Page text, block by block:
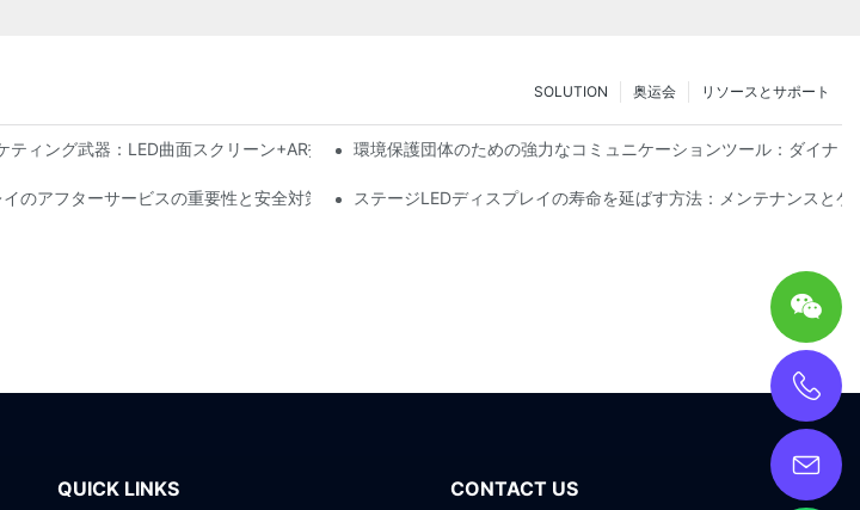
リソースとサポート
奥运会
SOLUTION
ティング武器：LED曲面スクリーン+AR技術の没入型試乗体験環境保護団体のための強力なコミュニケーションツール：ダイナ
のアフターサービスの重要性と安全対策 ステージLEDディスプレイの寿命を延ばす方法：メンテナンスとケ
QUICK LINKS CONTACT US